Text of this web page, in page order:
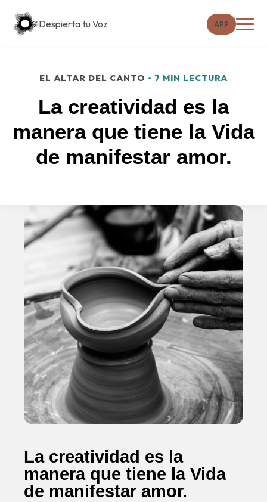
Despierta tu Voz APP
EL ALTAR DEL CANTO • 7 MIN LECTURA
La creatividad es la
manera que tiene la Vida
de manifestar amor.
La creatividad es la
manera que tiene la Vida
de manifestar amor.